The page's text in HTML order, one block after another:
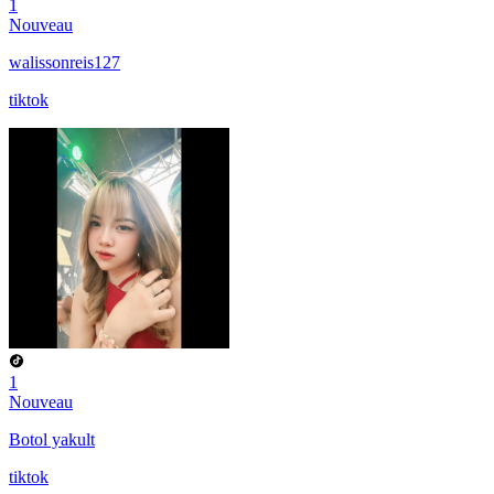
1
Nouveau
walissonreis127
tiktok
1
Nouveau
Botol yakult
tiktok